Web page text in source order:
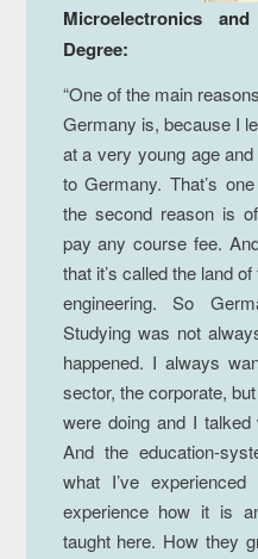
Microelectronics
Degree:
“One of the main
Germany is, because I
at a very young age
to Germany. That’s
the second reason is
pay any course fee.
that it’s called the land
engineering. So
Studying was not
happened. I always
sector, the corporate,
were doing and I
And the education-
what I’ve
experience how it is
taught here. How they